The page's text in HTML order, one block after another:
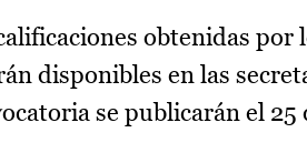
obtenidas por
disponibles en las
se publicarán el 25